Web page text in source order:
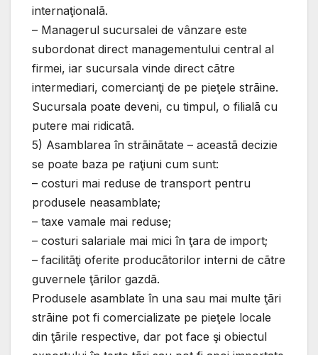
internaţionalã.
– Managerul sucursalei de vânzare este
subordonat direct managementului central al
firmei, iar sucursala vinde direct cãtre
intermediari, comercianţi de pe pieţele strãine.
Sucursala poate deveni, cu timpul, o filialã cu
putere mai ridicatã.
5) Asamblarea în strãinãtate – aceastã decizie
se poate baza pe raţiuni cum sunt:
– costuri mai reduse de transport pentru
produsele neasamblate;
– taxe vamale mai reduse;
– costuri salariale mai mici în ţara de import;
– facilitãţi oferite producãtorilor interni de cãtre
guvernele ţãrilor gazdã.
Produsele asamblate în una sau mai multe ţãri
strãine pot fi comercializate pe pieţele locale
din ţãrile respective, dar pot face şi obiectul